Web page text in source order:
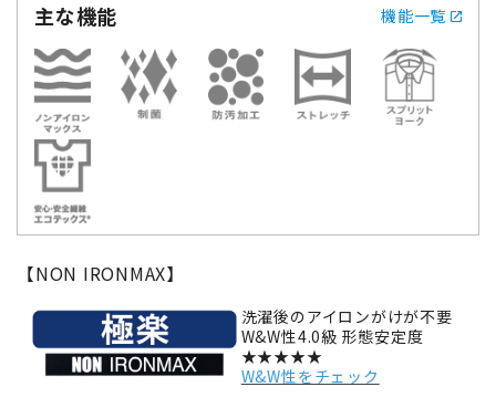
主な機能 機能一覧
【NON IRONMAX】
洗濯後のアイロンがけが不要
W&W性4.0級 形態安定度
★★★★★
W&W性をチェック